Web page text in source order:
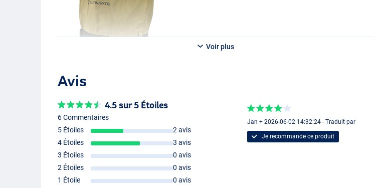
Voir plus
Avis
4.5 sur 5 Étoiles
6 Commentaires
5 Étoiles
2 avis
4 Étoiles
3 avis
3 Étoiles
0 avis
2 Étoiles
0 avis
1 Étoile
0 avis
Jan + 2026-06-02 14:32:24 - Traduit par
Je recommande ce produit